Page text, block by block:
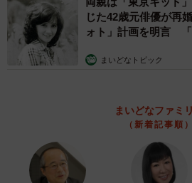
じた42歳元俳優が再
ォト」計画を明言
まいどなトピック
まいどなファミ
（新着記事順）